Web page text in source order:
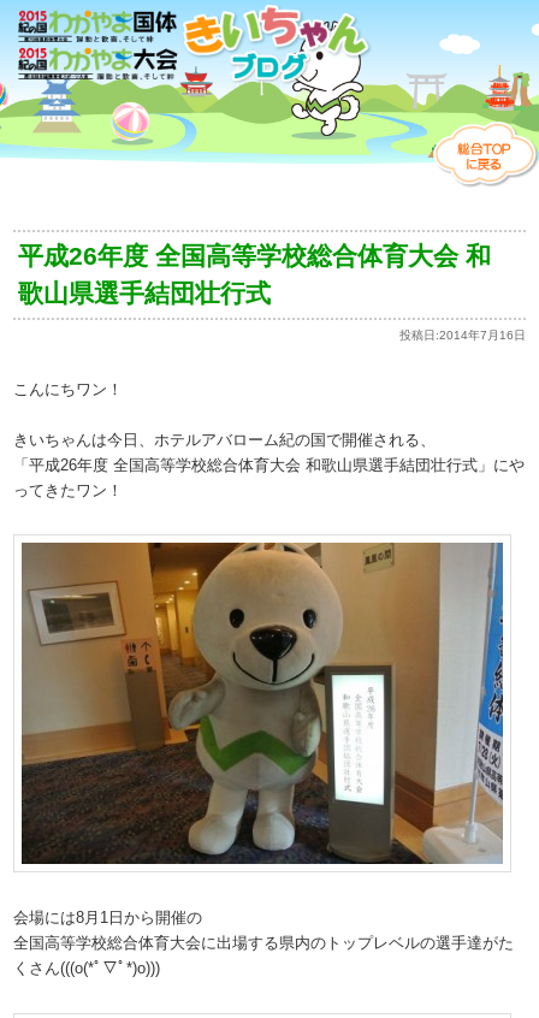
平成26年度 全国高等学校総合体育大会 和
歌山県選手結団壮行式
投稿日:2014年7月16日
こんにちワン！
きいちゃんは今日、ホテルアバローム紀の国で開催される、
「平成26年度 全国高等学校総合体育大会 和歌山県選手結団壮行式」にや
ってきたワン！
会場には8月1日から開催の
全国高等学校総合体育大会に出場する県内のトップレベルの選手達がた
くさん(((o(*ﾟ▽ﾟ*)o)))